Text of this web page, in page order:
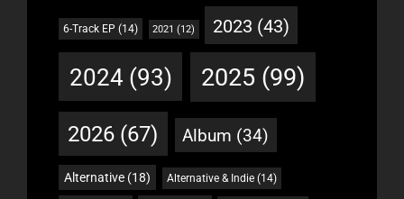
6-Track EP (14) 2021 (12) 2023 (43)
2024 (93) 2025 (99)
2026 (67) Album (34)
Alternative (18) Alternative & Indie(14)